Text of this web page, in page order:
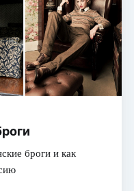
броги и как